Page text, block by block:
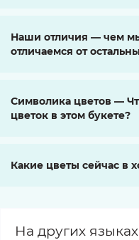
Наши отличия — чем
отличаемся от
Символика цветов —
цветок в этом букете?
Какие цветы сейчас в
На других